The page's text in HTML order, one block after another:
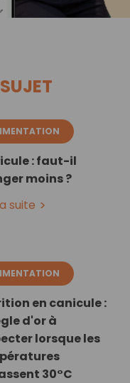
: faut-il
moins ?
suite
en canicule :
d'or à
lorsque les
30°C